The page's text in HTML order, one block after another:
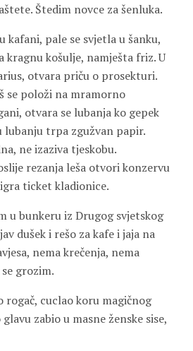
Štedim novce za šenluka.
kafani, pale se svjetla u šanku,
kragnu košulje, namješta friz. U
otvara priču o prosekturi.
se položi na mramorno
otvara se lubanja ko gepek
lubanju trpa zgužvan papir.
ne izaziva tjeskobu.
rezanja leša otvori konzervu
ticket kladionice.
u bunkeru iz Drugog svjetskog
dušek i rešo za kafe i jaja na
nema krečenja, nema
grozim.
rogač, cuclao koru magičnog
zabio u masne ženske sise,